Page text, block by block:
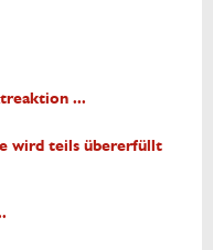
...
wird teils übererfüllt